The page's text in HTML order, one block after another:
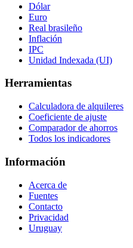
Dólar
Euro
Real brasileño
Inflación
IPC
Unidad Indexada (UI)
Herramientas
Calculadora de alquileres
Coeficiente de ajuste
Comparador de ahorros
Todos los indicadores
Información
Acerca de
Fuentes
Contacto
Privacidad
Uruguay